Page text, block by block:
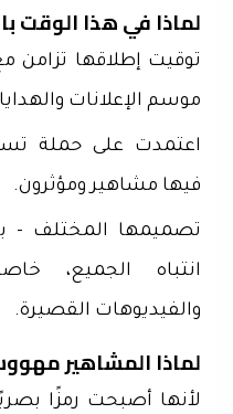
لماذا في هذا الوقت
توقيت إطلاقها تزامن
موسم الإعلانات
اعتمدت على حملة
فيها مشاهير ومؤثرون.
تصميمها المختلف –
انتباه الجميع،
والفيديوهات القصيرة.
لماذا المشاهير
لأنها أصبحت رمزًا